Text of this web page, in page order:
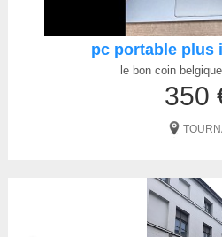
pc portable plus
le bon coin
350